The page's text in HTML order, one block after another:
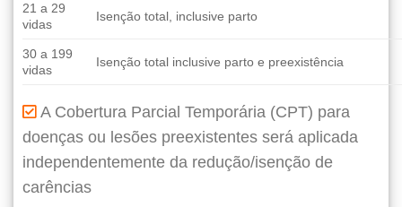
21 a 29
vidas
Isenção total, inclusive parto
30 a 199
vidas
Isenção total inclusive parto e preexistência
A Cobertura Parcial Temporária (CPT) para
doenças ou lesões preexistentes será aplicada
independentemente da redução/isenção de
carências